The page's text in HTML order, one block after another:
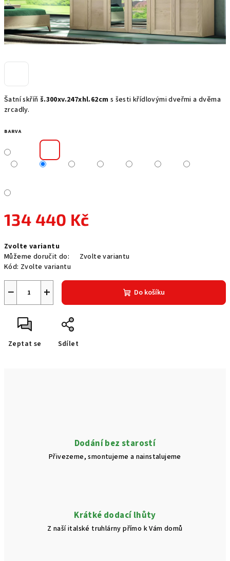
Šatní skříň š.300xv.247xhl.62cm s šesti křídlovými dveřmi a dvěma
zrcadly.
BARVA
134 440 Kč
cena:
Zvolte variantu
Můžeme doručit do:
Zvolte variantu
Kód: Zvolte variantu
+
− Do košíku
Zeptat se Sdílet
Dodání bez starostí
Přivezeme, smontujeme a nainstalujeme
Krátké dodací lhůty
Z naší italské truhlárny přímo k Vám domů